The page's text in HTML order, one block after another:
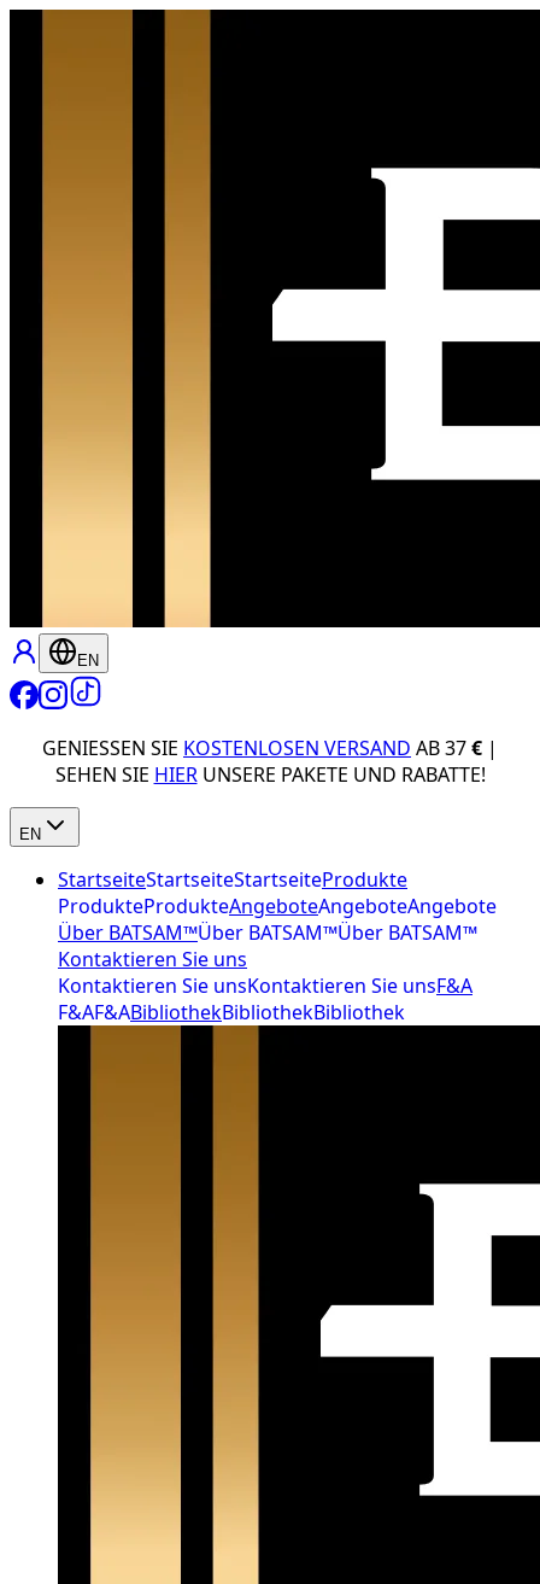
EN
GENIESSEN SIE KOSTENLOSEN VERSAND AB 37€ |
SEHEN SIE HIERUNSERE PAKETE UND RABATTE!
EN
StartseiteStartseiteStartseiteProdukte
ProdukteProdukteAngeboteAngeboteAngebote
Über BATSAM™Über BATSAM™Über BATSAM™
Kontaktieren Sie uns
Kontaktieren Sie unsKontaktieren Sie unsF&A
F&AF&ABibliothekBibliothekBibliothek